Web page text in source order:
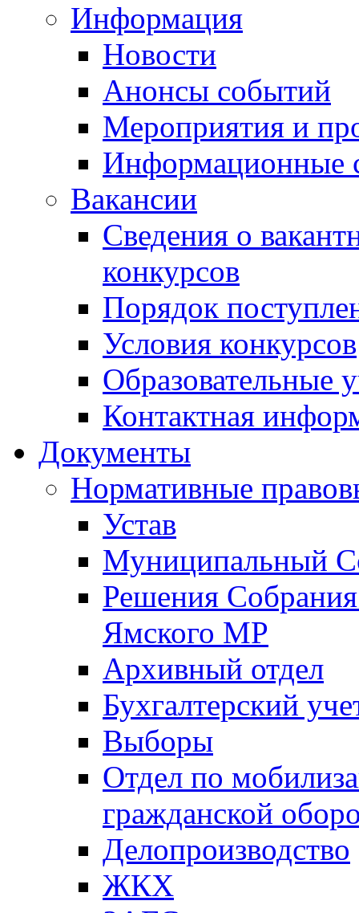
Информация
Новости
Анонсы событий
Мероприятия и
Информационные
Вакансии
Сведения о
конкурсов
Порядок
Условия конкурсов
Образовательные
Контактная
Документы
Нормативные
Устав
Муниципальный
Решения
Ямского МР
Архивный отдел
Бухгалтерский
Выборы
Отдел по
гражданской
Делопроизводство
ЖКХ